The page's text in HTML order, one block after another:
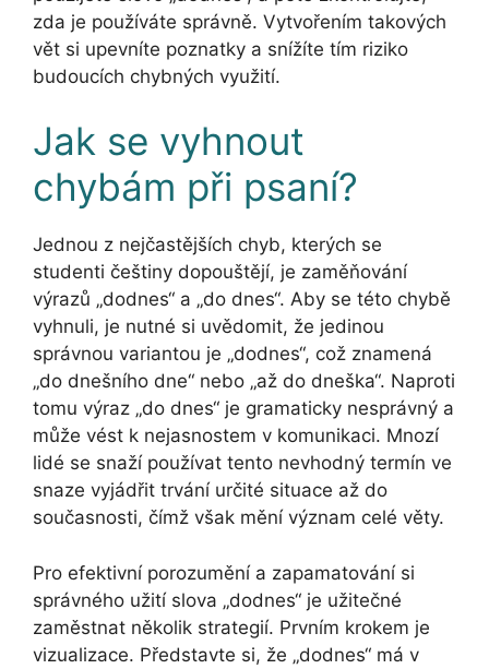
zda je používáte správně. Vytvořením takových
vět si upevníte poznatky a snížíte tím riziko
budoucích chybných využití.
Jak se vyhnout
chybám při psaní?
Jednou z nejčastějších chyb, kterých se
studenti češtiny dopouštějí, je zaměňování
výrazů „dodnes“ a „do dnes“. Aby se této chybě
vyhnuli, je nutné si uvědomit, že jedinou
správnou variantou je „dodnes“, což znamená
„do dnešního dne“ nebo „až do dneška“. Naproti
tomu výraz „do dnes“ je gramaticky nesprávný a
může vést k nejasnostem v komunikaci. Mnozí
lidé se snaží používat tento nevhodný termín ve
snaze vyjádřit trvání určité situace až do
současnosti, čímž však mění význam celé věty.
Pro efektivní porozumění a zapamatování si
správného užití slova „dodnes“ je užitečné
zaměstnat několik strategií. Prvním krokem je
vizualizace. Představte si, že „dodnes“ má v